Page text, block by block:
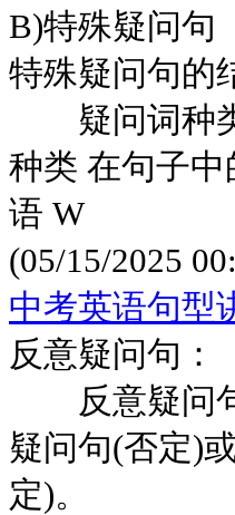
B)特殊疑问句
特殊疑问句的
疑问词种
种类 在句子
语 W
(05/15/2025
中考英语句型
反意疑问句：
反意疑问句
疑问句(否定)
定)。